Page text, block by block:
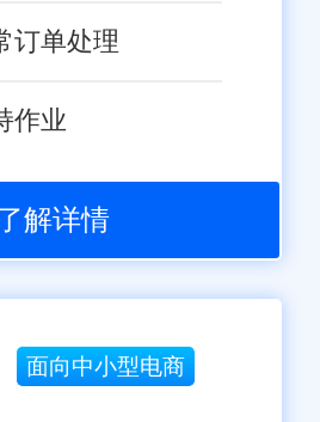
订单处理
作业
解详情
面向中小型电商